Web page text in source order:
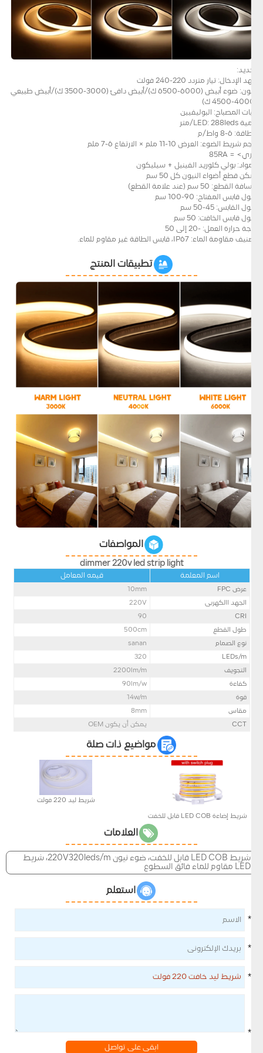
تحديد:
جهد الإدخال: تيار متردد 220-240 فولت
اللون: ضوء أبيض (6000-6500 ك)/أبيض دافئ (3000-3500 ك)/أبيض طبيعي
حبات المصباح: البوليفيين
كمية LED: 288leds/متر
الطاقة: 6-8 واط/م
حجم شريط الضوء: العرض 10-11 ملم × الارتفاع 6-7 ملم
كري> = 85RA
المواد: بولي كلوريد الفينيل + سيليكون
يمكن قطع أضواء النيون كل 50 سم
مسافة القطع: 50 سم (عند علامة القطع)
طول قابس المفتاح: 90-100 سم
طول القابس: 45-50 سم
طول قابس الخافت: 50 سم
درجة حرارة العمل: -20 إلى 50
تصنيف مقاومة الماء: IP67، قابس الطاقة غير مقاوم للماء.
تطبيقات المنتج
المواصفات
dimmer 220v led strip light
اسم المعلمة قيمه المعامل
عرض FPC 10mm
الجهد االكهربى
220V
CRI
90
طول القطع
500cm
نوع الصمام
sanan
LEDs/m
320
التجويف
2200lm/m
كفاءة
90lm/w
قوة
14w/m
مقاس
8mm
CCT
يمكن أن يكون OEM
مواضيع ذات صلة
شريط إضاءة LED COB قابل للخفت
شريط ليد 220 فولت
العلامات
شريط LED COB قابل للخفت، ضوء نيون 220V320leds/m، شريط
LED مقاوم للماء فائق السطوع
استعلم
ابقى على تواصل